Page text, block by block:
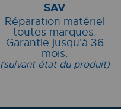
SAV
Réparation matériel
toutes marques.
Garantie jusqu'à 36
mois.
(suivant état du produit)